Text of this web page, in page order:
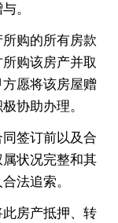
。
购的所有房款
购该房产并取
愿将该房屋赠
协助办理。
签订前以及合
状况完整和其
法追索。
房产抵押、转